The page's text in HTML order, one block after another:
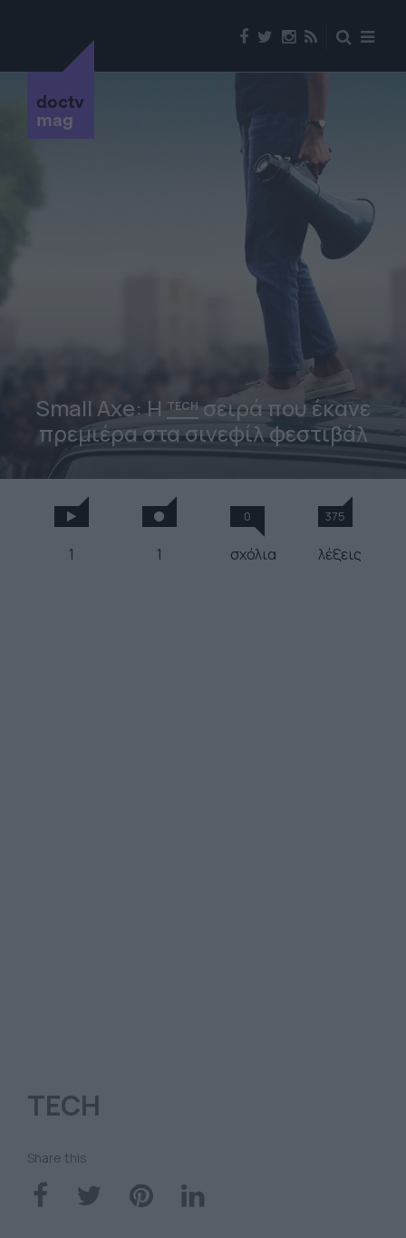
doctv
mag
Small Axe: Η TECH σειρά που έκανε
πρεμιέρα στα σινεφίλ φεστιβάλ
1 1
0
σχόλια
375
λέξεις
TECH
Share this